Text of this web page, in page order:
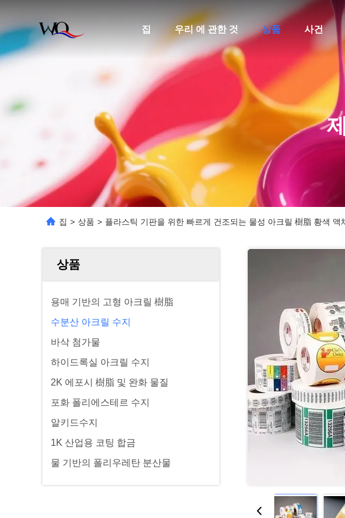
집 우리 에 관한 것 상품 사건
집 > 상품 > 플라스틱 기판을 위한 빠르게 건조되는 물성 아크릴 樹脂 황색 액
상품
용매 기반의 고형 아크릴 樹脂
수분산 아크릴 수지
바삭 첨가물
하이드록실 아크릴 수지
2K 에포시 樹脂 및 완화 물질
포화 폴리에스테르 수지
알키드수지
1K 산업용 코팅 합금
물 기반의 폴리우레탄 분산물